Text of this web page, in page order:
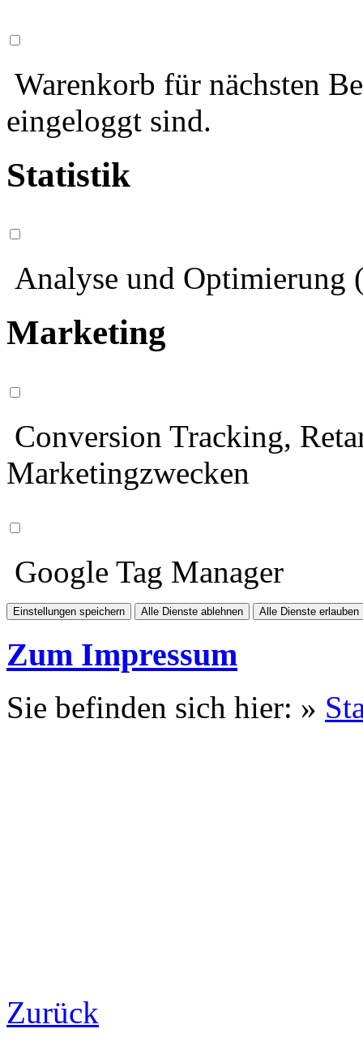
Warenkorb für nächsten
eingeloggt sind.
Statistik
Analyse und Optimierung
Marketing
Conversion Tracking,
Marketingzwecken
Google Tag Manager
Einstellungen speichern Alle Dienste ablehnen Alle Dienste erlauben
Zum Impressum
Sie befinden sich hier: »
Zurück